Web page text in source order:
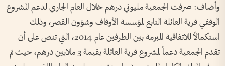
وأضاف: صرفت الجمعية مليوني درهم خلال العام الجاري لدعم المشروع
الوقفي قرية العائلة التابع لمؤسسة الأوقاف وشؤون القصر، وذلك
استكمالاً للاتفاقية المبرمة بين الطرفين عام 2014، التي تنص على أن
تقدم الجمعية دعماً لمشروع قرية العائلة بقيمة 3 ملايين درهم، حيث تم